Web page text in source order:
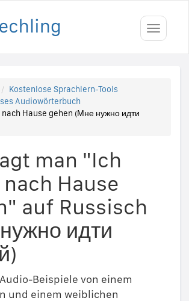
Toggle
Kostenlose Sprachlern-Tools
Audiowörterbuch
nach Hause gehen (Мне нужно идти
man "Ich
Hause
auf Russisch
идти
Beispiele von einem
und einem weiblichen